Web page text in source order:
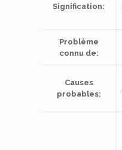
Signification:
Problème
connu de:
Causes
probables: